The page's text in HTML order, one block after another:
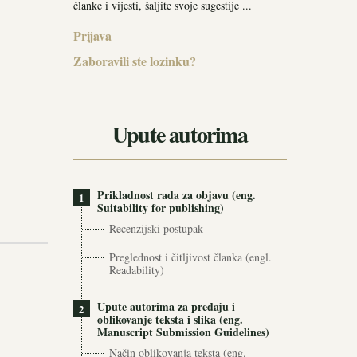
članke i vijesti, šaljite svoje sugestije ...
Prijava
Zaboravili ste lozinku?
Upute autorima
1 Prikladnost rada za objavu (eng.
Suitability for publishing)
Recenzijski postupak
Preglednost i čitljivost članka (engl.
Readability)
2 Upute autorima za predaju i
oblikovanje teksta i slika (eng.
Manuscript Submission Guidelines)
Način oblikovanja teksta (eng.